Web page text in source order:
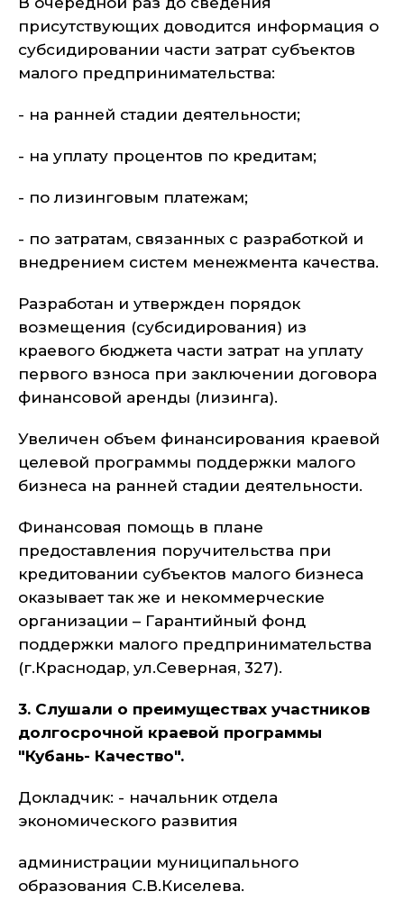
присутствующих доводится информация о
субсидировании части затрат субъектов
малого предпринимательства:
- на ранней стадии деятельности;
- на уплату процентов по кредитам;
- по лизинговым платежам;
- по затратам, связанных с разработкой и
внедрением систем менежмента качества.
Разработан и утвержден порядок
возмещения (субсидирования) из
краевого бюджета части затрат на уплату
первого взноса при заключении договора
финансовой аренды (лизинга).
Увеличен объем финансирования краевой
целевой программы поддержки малого
бизнеса на ранней стадии деятельности.
Финансовая помощь в плане
предоставления поручительства при
кредитовании субъектов малого бизнеса
оказывает так же и некоммерческие
организации – Гарантийный фонд
поддержки малого предпринимательства
(г.Краснодар, ул.Северная, 327).
3. Слушали о преимуществах участников
долгосрочной краевой программы
"Кубань- Качество".
Докладчик: - начальник отдела
экономического развития
администрации муниципального
образования С.В.Киселева.